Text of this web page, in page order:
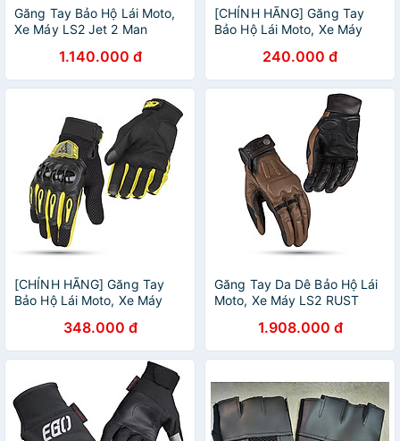
Găng Tay Bảo Hộ Lái Moto,
Xe Máy LS2 Jet 2 Man
1.140.000 đ
[CHÍNH HÃNG] Găng Tay
Bảo Hộ Lái Moto, Xe Máy
OFFICIAL240.000 đ
[CHÍNH HÃNG] Găng Tay
Bảo Hộ Lái Moto, Xe Máy
OFFICIAL348.000 đ
Găng Tay Da Dê Bảo Hộ Lái
Moto, Xe Máy LS2 RUST
GARA201.908.000 đ